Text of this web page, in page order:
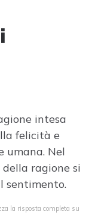
intesa
felicità e
umana. Nel
ragione si
sentimento.
la risposta completa su